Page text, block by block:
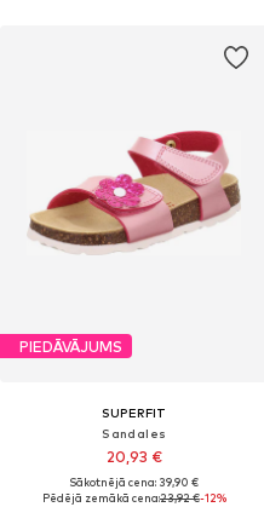
PIEDĀVĀJUMS
SUPERFIT
Sandales
20,93 €
Sākotnējā cena: 39,90 €
Pēdējā zemākā cena:23,92 €-12%